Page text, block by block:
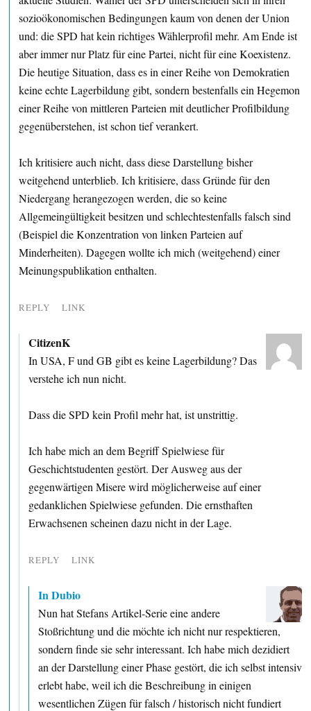
sozioökonomischen Bedingungen kaum von denen der Union
und: die SPD hat kein richtiges Wählerprofil mehr. Am Ende ist
aber immer nur Platz für eine Partei, nicht für eine Koexistenz.
Die heutige Situation, dass es in einer Reihe von Demokratien
keine echte Lagerbildung gibt, sondern bestenfalls ein Hegemon
einer Reihe von mittleren Parteien mit deutlicher Profilbildung
gegenüberstehen, ist schon tief verankert.
Ich kritisiere auch nicht, dass diese Darstellung bisher
weitgehend unterblieb. Ich kritisiere, dass Gründe für den
Niedergang herangezogen werden, die so keine
Allgemeingültigkeit besitzen und schlechtestenfalls falsch sind
(Beispiel die Konzentration von linken Parteien auf
Minderheiten). Dagegen wollte ich mich (weitgehend) einer
Meinungspublikation enthalten.
REPLY LINK
CitizenK
In USA, F und GB gibt es keine Lagerbildung? Das
verstehe ich nun nicht.
Dass die SPD kein Profil mehr hat, ist unstrittig.
Ich habe mich an dem Begriff Spielwiese für
Geschichtstudenten gestört. Der Ausweg aus der
gegenwärtigen Misere wird möglicherweise auf einer
gedanklichen Spielwiese gefunden. Die ernsthaften
Erwachsenen scheinen dazu nicht in der Lage.
REPLY LINK
In Dubio
Nun hat Stefans Artikel-Serie eine andere
Stoßrichtung und die möchte ich nicht nur respektieren,
sondern finde sie sehr interessant. Ich habe mich dezidiert
an der Darstellung einer Phase gestört, die ich selbst intensiv
erlebt habe, weil ich die Beschreibung in einigen
wesentlichen Zügen für falsch / historisch nicht fundiert